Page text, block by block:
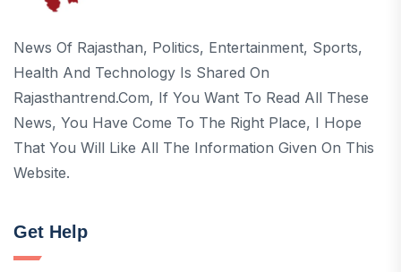
News Of Rajasthan, Politics, Entertainment, Sports,
Health And Technology Is Shared On
Rajasthantrend.com, If You Want To Read All These
News, You Have Come To The Right Place, I Hope
That You Will Like All The Information Given On This
Website.
Get Help